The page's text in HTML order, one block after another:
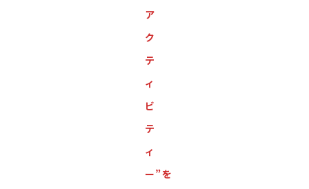
ア
ク
テ
ィ
ビ
テ
ィ
ー”を